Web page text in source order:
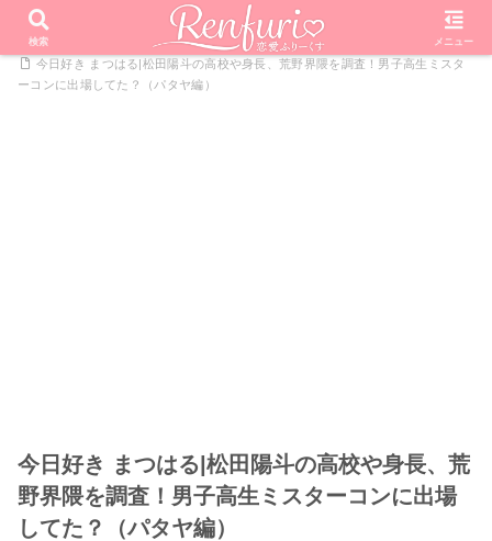
PR
ホーム 恋愛リアリティーショー
今日好きになりました
今日好き まつはる|松田陽斗の高校や身長、荒野界隈を調査！男子高生ミスタ
ーコンに出場してた？（パタヤ編）
今日好き まつはる|松田陽斗の高校や身長、荒
野界隈を調査！男子高生ミスターコンに出場
してた？（パタヤ編）
検索 メニュー